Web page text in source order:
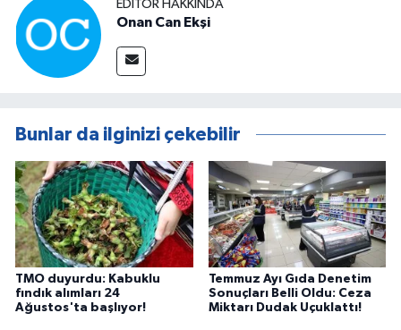
EDITÖR HAKKINDA
Onan Can Ekşi
Bunlar da ilginizi çekebilir
TMO duyurdu: Kabuklu
fındık alımları 24
Ağustos'ta başlıyor!
Temmuz Ayı Gıda Denetim
Sonuçları Belli Oldu: Ceza
Miktarı Dudak Uçuklattı!